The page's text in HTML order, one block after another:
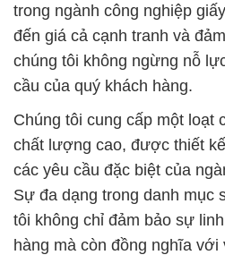
trong ngành công nghiệp
đến giá cả cạnh tranh và
chúng tôi không ngừng nỗ
cầu của quý khách hàng.
Chúng tôi cung cấp một loạt
chất lượng cao, được thiết
các yêu cầu đặc biệt của
Sự đa dạng trong danh mục
tôi không chỉ đảm bảo sự
hàng mà còn đồng nghĩa với